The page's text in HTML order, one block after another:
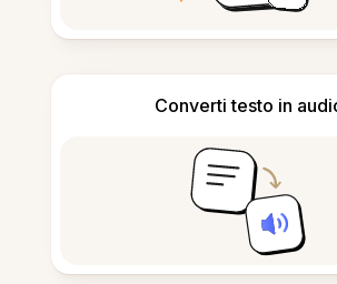
Converti testo in